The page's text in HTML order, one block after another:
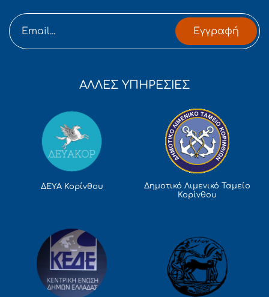
Εγγραφή
ΑΛΛΕΣ ΥΠΗΡΕΣΙΕΣ
ΔΕΥΑ Κορίνθου
Δημοτικό Λιμενικό Ταμείο
Κορίνθου